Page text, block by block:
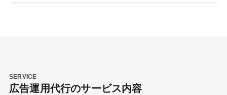
SERVICE
広告運用代行のサービス内容